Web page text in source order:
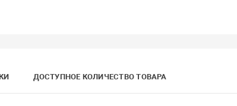
ДОСТУПНОЕ КОЛИЧЕСТВО ТОВАРА